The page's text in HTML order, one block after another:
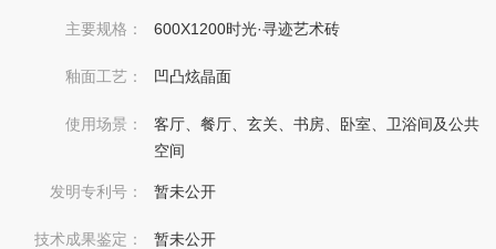
主要规格： 600X1200时光·寻迹艺术砖
釉面工艺： 凹凸炫晶面
使用场景：
客厅、餐厅、玄关、书房、卧室、卫浴间及公共
空间
发明专利号： 暂未公开
技术成果鉴定： 暂未公开